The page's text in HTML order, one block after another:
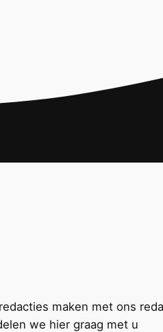
maken met ons
we hier graag met u